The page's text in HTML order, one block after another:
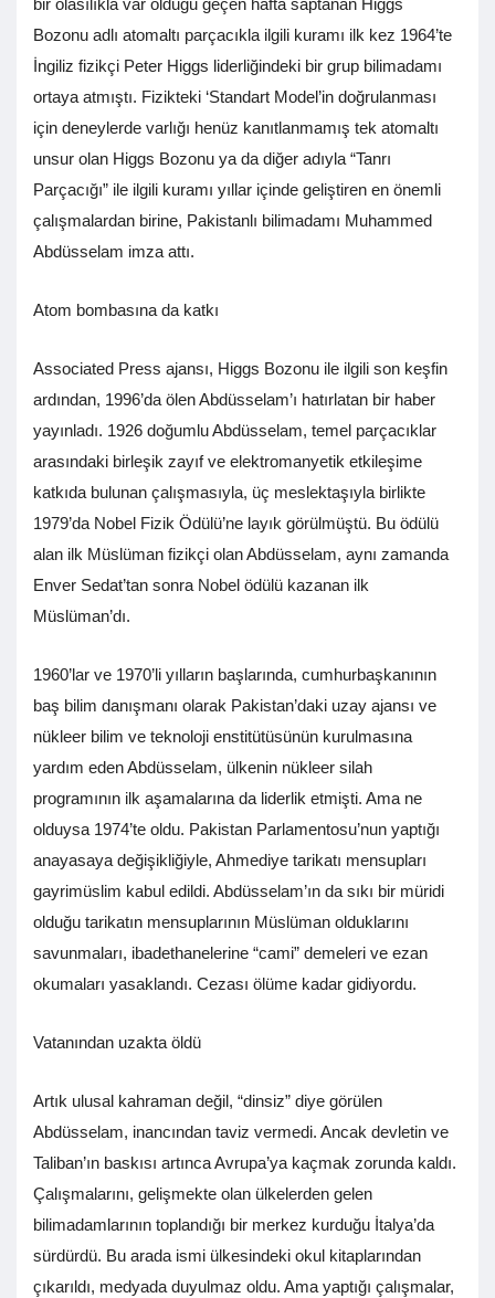
bir olasılıkla var olduğu geçen hafta saptanan Higgs
Bozonu adlı atomaltı parçacıkla ilgili kuramı ilk kez 1964’te
İngiliz fizikçi Peter Higgs liderliğindeki bir grup bilimadamı
ortaya atmıştı. Fizikteki ‘Standart Model’in doğrulanması
için deneylerde varlığı henüz kanıtlanmamış tek atomaltı
unsur olan Higgs Bozonu ya da diğer adıyla “Tanrı
Parçacığı” ile ilgili kuramı yıllar içinde geliştiren en önemli
çalışmalardan birine, Pakistanlı bilimadamı Muhammed
Abdüsselam imza attı.
Atom bombasına da katkı
Associated Press ajansı, Higgs Bozonu ile ilgili son keşfin
ardından, 1996’da ölen Abdüsselam’ı hatırlatan bir haber
yayınladı. 1926 doğumlu Abdüsselam, temel parçacıklar
arasındaki birleşik zayıf ve elektromanyetik etkileşime
katkıda bulunan çalışmasıyla, üç meslektaşıyla birlikte
1979’da Nobel Fizik Ödülü’ne layık görülmüştü. Bu ödülü
alan ilk Müslüman fizikçi olan Abdüsselam, aynı zamanda
Enver Sedat’tan sonra Nobel ödülü kazanan ilk
Müslüman’dı.
1960’lar ve 1970’li yılların başlarında, cumhurbaşkanının
baş bilim danışmanı olarak Pakistan’daki uzay ajansı ve
nükleer bilim ve teknoloji enstitütüsünün kurulmasına
yardım eden Abdüsselam, ülkenin nükleer silah
programının ilk aşamalarına da liderlik etmişti. Ama ne
olduysa 1974’te oldu. Pakistan Parlamentosu’nun yaptığı
anayasaya değişikliğiyle, Ahmediye tarikatı mensupları
gayrimüslim kabul edildi. Abdüsselam’ın da sıkı bir müridi
olduğu tarikatın mensuplarının Müslüman olduklarını
savunmaları, ibadethanelerine “cami” demeleri ve ezan
okumaları yasaklandı. Cezası ölüme kadar gidiyordu.
Vatanından uzakta öldü
Artık ulusal kahraman değil, “dinsiz” diye görülen
Abdüsselam, inancından taviz vermedi. Ancak devletin ve
Taliban’ın baskısı artınca Avrupa’ya kaçmak zorunda kaldı.
Çalışmalarını, gelişmekte olan ülkelerden gelen
bilimadamlarının toplandığı bir merkez kurduğu İtalya’da
sürdürdü. Bu arada ismi ülkesindeki okul kitaplarından
çıkarıldı, medyada duyulmaz oldu. Ama yaptığı çalışmalar,